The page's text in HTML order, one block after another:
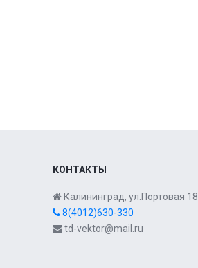
КОНТАКТЫ
Калининград, ул.Портовая 18
8(4012)630-330
td-vektor@mail.ru